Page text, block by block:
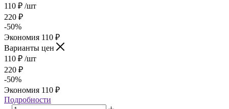
110 ₽ /шт
220 ₽
-50%
Экономия 110 ₽
Варианты цен
110 ₽ /шт
220 ₽
-50%
Экономия 110 ₽
Подробности